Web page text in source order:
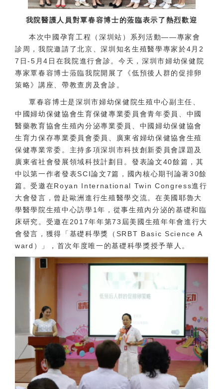
我院醫護人員對覃春容博士的蒞臨表示了熱烈歡迎
本次中國孕育工程（深圳站）系列活動——專家會
診周，我院邀請了北京、深圳知名生殖醫學專家於4月2
7日-5月4日在我院進行會診。今天，深圳市婦幼保健院
專家覃春容博士蒞臨我院開展了《低預後人群的促排卵
策略》講座、帶教查房及會診。
覃春容博士是深圳市婦幼保健院生殖中心副主任、
中國婦幼保健協會生育保健專業委員會青年委員、中國
醫藥教育協會生殖內分泌專業委員、中國婦幼保健協會
生育力保存專業委員會委員、廣東省婦幼保健協會生殖
保健專業常委。主持多項深圳市科技創新委員會課題及
廣東省社會發展領域科技計劃目。發表論文40餘篇，其
中以第一作者發表SCI論文7篇，國內核心期刊論著30餘
篇。受邀在Royan International Twin Congress進行
大會發言，曾赴歐洲進行生殖醫學交流。在美國耶魯大
學醫學院生殖中心訪學1年，從事生殖內分泌的基礎和臨
床研究。受邀在2017年年第73屆美國生殖年年會進行大
會發言，獲得「基礎科學獎（SRBT Basic Science A
ward）」，首次年度唯一的基礎科學獎授予華人。